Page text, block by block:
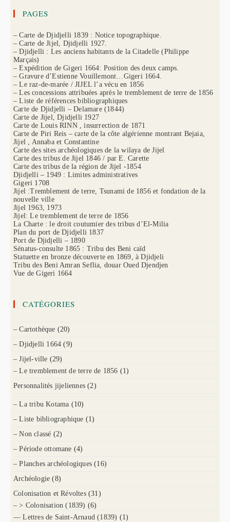
PAGES
– Carte de Djidjelli 1839 : Notice topographique.
– Carte de Jijel, Djidjelli 1927.
– Djidjelli : Les anciens habitants de la Citadelle (Philippe
Marçais)
– Expédition de Gigeri 1664: Position des deux camps.
– Gravure d’Estienne Vouillemont…Gigeri 1664.
– Le raz-de-marée / JIJEL l’a vécu en 1856
– Les concessions attribuées après le tremblement de terre de 1856
– Liste de références bibliographiques
Carte de Djidjelli – Delamare (1844)
Carte de Jijel, Djidjelli 1927
Carte de Louis RINN , insurrection de 1871
Carte de Piri Reis – carte de la côte algérienne montrant Bejaia,
Jijel , Annaba et Constantine
Carte des sites archéologiques de la wilaya de Jijel
Carte des tribus de Jijel 1846 / par E. Carette
Carte des tribus de la région de Jijel -1854
Djidjelli – 1949 : Limites administratives
Gigeri 1708
Jijel :Tremblement de terre, Tsunami de 1856 et fondation de la
nouvelle ville
Jijel 1963, 1973
Jijel: Le tremblement de terre de 1856
La Charte : le droit coutumier des tribus d’El-Milia
Plan du port de Djidjelli 1837
Port de Djidjelli – 1890
Sénatus-consulte 1865 : Tribu des Beni caïd
Statuette en bronze découverte en 1869, à Djidjeli
Tribu des Beni Amran Seflia, douar Oued Djendjen
Vue de Gigeri 1664
CATÉGORIES
– Cartothèque (20)
– Djidjelli 1664 (9)
– Jijel-ville (29)
– Le tremblement de terre de 1856 (1)
Personnalités jijeliennes (2)
– La tribu Kotama (10)
– Liste bibliographique (1)
– Non classé (2)
– Période ottomane (4)
– Planches archéologiques (16)
Archéologie (8)
Colonisation et Révoltes (31)
– > Colonisation (1839) (6)
— Lettres de Saint-Arnaud (1839) (1)